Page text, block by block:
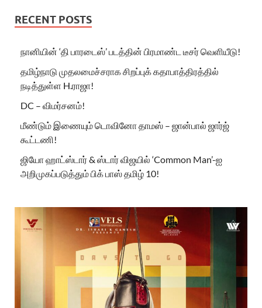
RECENT POSTS
நானியின் ‘தி பாரடைஸ்’ படத்தின் பிரமாண்ட டீசர் வெளியீடு!
தமிழ்நாடு முதலமைச்சராக சிறப்புக் கதாபாத்திரத்தில்
நடித்துள்ள H.ராஜா!
DC – விமர்சனம்!
மீண்டும் இணையும் டொவினோ தாமஸ் – ஜான்பால் ஜார்ஜ்
கூட்டணி!
ஜியோ ஹாட்ஸ்டார் & ஸ்டார் விஜயில் ‘Common Man’-ஐ
அறிமுகப்படுத்தும் பிக் பாஸ் தமிழ் 10!